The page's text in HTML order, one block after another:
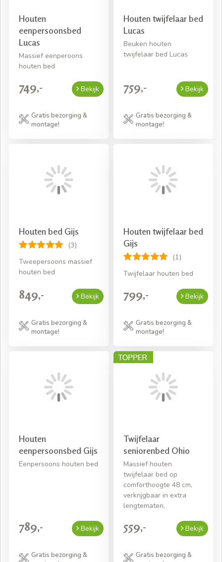
Houten
eenpersoonsbed
Lucas
Massief eenperoons
houten bed
749,- Bekijk
Gratis bezorging &
montage!
Houten twijfelaar bed
Lucas
Beuken houten
twijfelaar bed Lucas
759,- Bekijk
Gratis bezorging &
montage!
Houten bed Gijs
(3)
Tweepersoons massief
houten bed
849,- Bekijk
Gratis bezorging &
montage!
Houten twijfelaar bed
Gijs
(1)
Twijfelaar houten bed
799,- Bekijk
Gratis bezorging &
montage!
Houten
eenpersoonsbed Gijs
Eenpersoons houten bed
789,- Bekijk
Gratis bezorging &
Twijfelaar
seniorenbed Ohio
Massief houten
twijfelaar bed op
comforthoogte 48 cm,
verkrijgbaar in extra
lengtematen.
559,- Bekijk
Gratis bezorging &